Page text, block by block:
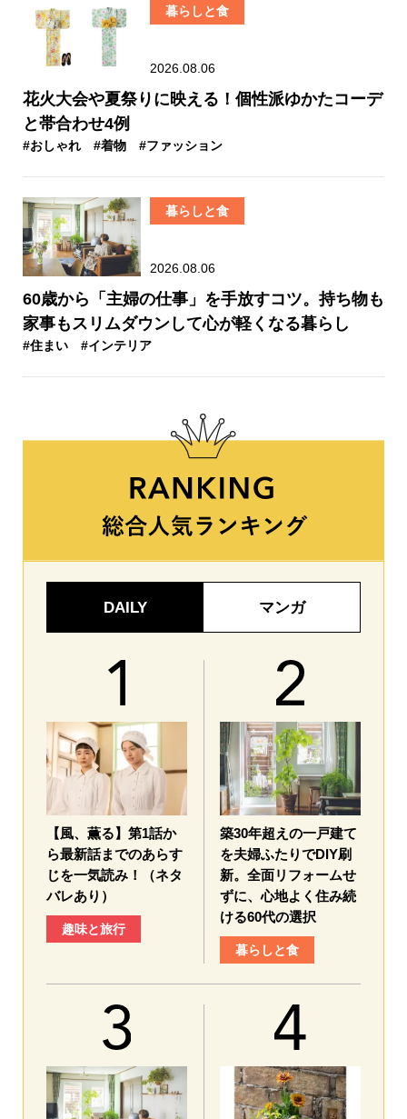
暮らしと食
2026.08.06
花火大会や夏祭りに映える！個性派ゆかたコーデ
と帯合わせ4例
#おしゃれ #着物 #ファッション
暮らしと食
2026.08.06
60歳から「主婦の仕事」を手放すコツ。持ち物も
家事もスリムダウンして心が軽くなる暮らし
#住まい #インテリア
DAILY マンガ
【風、薫る】第1話か
ら最新話までのあらす
じを一気読み！（ネタ
バレあり）
趣味と旅行
築30年超えの一戸建て
を夫婦ふたりでDIY刷
新。全面リフォームせ
ずに、心地よく住み続
ける60代の選択
暮らしと食